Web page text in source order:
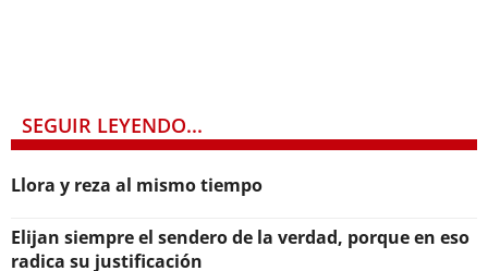
SEGUIR LEYENDO...
Llora y reza al mismo tiempo
Elijan siempre el sendero de la verdad, porque en eso
radica su justificación